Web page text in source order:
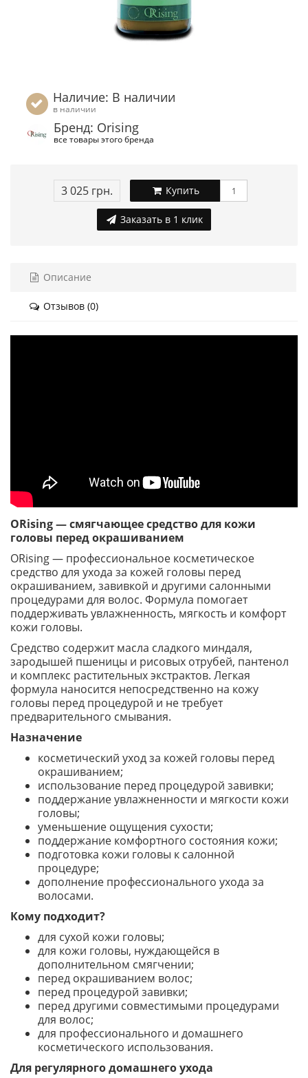
Наличие: В наличии
в наличии
Бренд: Orising
все товары этого бренда
3 025 грн. Купить
Заказать в 1 клик
Описание
Отзывов (0)
ORising — смягчающее средство для кожи
головы перед окрашиванием
ORising — профессиональное косметическое
средство для ухода за кожей головы перед
окрашиванием, завивкой и другими салонными
процедурами для волос. Формула помогает
поддерживать увлажненность, мягкость и комфорт
кожи головы.
Средство содержит масла сладкого миндаля,
зародышей пшеницы и рисовых отрубей, пантенол
и комплекс растительных экстрактов. Легкая
формула наносится непосредственно на кожу
головы перед процедурой и не требует
предварительного смывания.
Назначение
косметический уход за кожей головы перед
окрашиванием;
использование перед процедурой завивки;
поддержание увлажненности и мягкости кожи
головы;
уменьшение ощущения сухости;
поддержание комфортного состояния кожи;
подготовка кожи головы к салонной
процедуре;
дополнение профессионального ухода за
волосами.
Кому подходит?
для сухой кожи головы;
для кожи головы, нуждающейся в
дополнительном смягчении;
перед окрашиванием волос;
перед процедурой завивки;
перед другими совместимыми процедурами
для волос;
для профессионального и домашнего
косметического использования.
Для регулярного домашнего ухода